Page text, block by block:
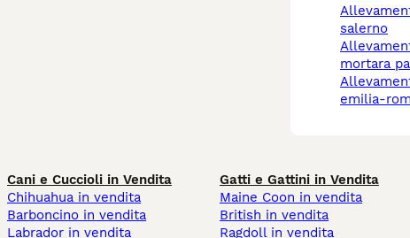
allevamento cani
salerno
allevamento cani
mortara
allevamento cani
emilia-
Cani e Cuccioli in Vendita
Chihuahua in vendita
Barboncino in vendita
Labrador in vendita
Gatti e Gattini in Vendita
Maine Coon in vendita
British in vendita
Ragdoll in vendita